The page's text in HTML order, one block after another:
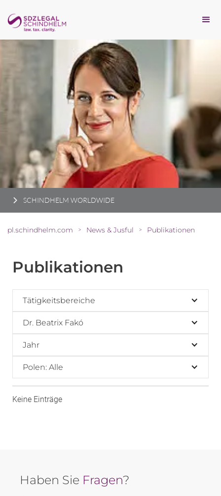
SCHINDHELM WORLDWIDE
pl.schindhelm.com > News & Jusful > Publikationen
Publikationen
Tätigkeitsbereiche
Dr. Beatrix Fakó
Jahr
Polen: Alle
Keine Einträge
Haben Sie Fragen?